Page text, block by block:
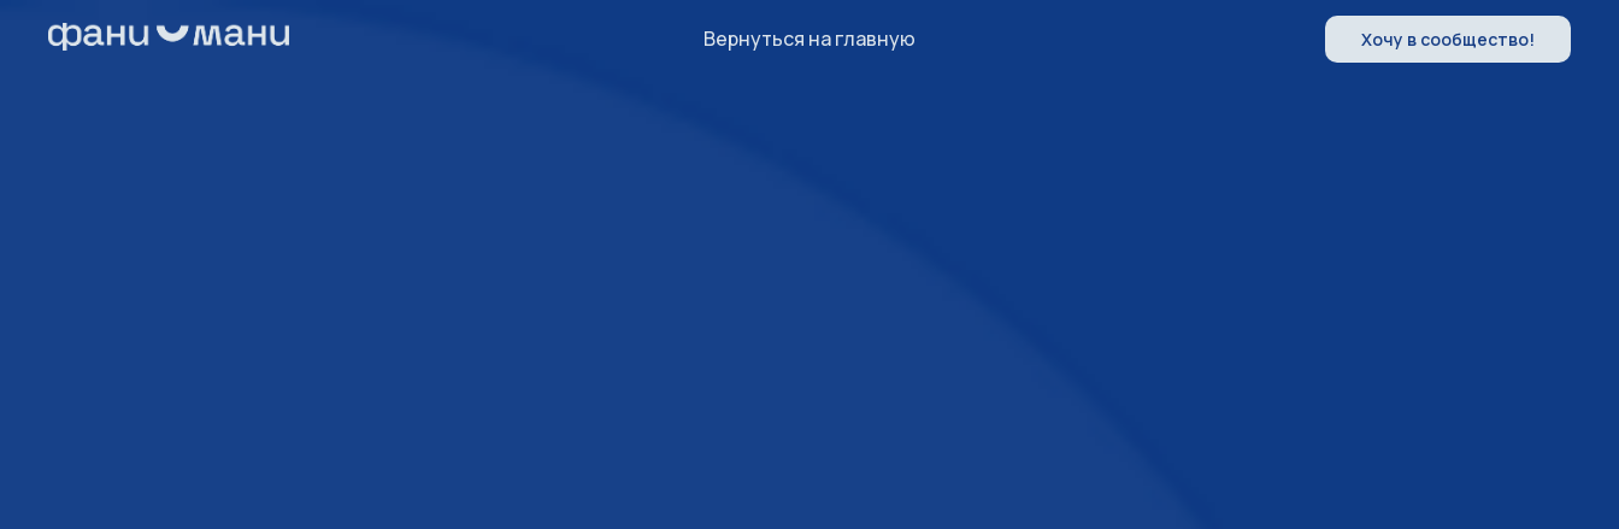
Вернуться на главную Хочу в сообщество!